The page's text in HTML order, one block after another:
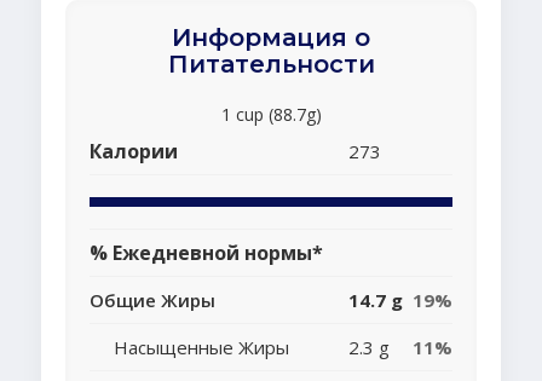
Информация о
Питательности
1 cup (88.7g)
Калории 273
% Ежедневной нормы*
Общие Жиры 14.7 g 19%
Насыщенные Жиры
2.3 g
11%